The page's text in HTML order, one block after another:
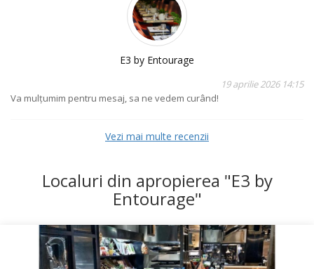
E3 by Entourage
19 aprilie 2026 14:15
Va mulțumim pentru mesaj, sa ne vedem curând!
Vezi mai multe recenzii
Localuri din apropierea "E3 by
Entourage"